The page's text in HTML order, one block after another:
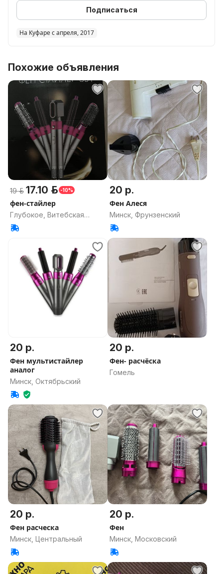
Подписаться
На Куфаре с апреля, 2017
Похожие объявления
19 р. 17.10 р. -10%
фен-стайлер
Глубокое, Витебская
область
20 р.
Фен Алеся
Минск, Фрунзенский
20 р.
Фен мультистайлер
аналог
Минск, Октябрьский
20 р.
Фен- расчёска
Гомель
20 р.
Фен расческа
Минск, Центральный
20 р.
Фен
Минск, Московский